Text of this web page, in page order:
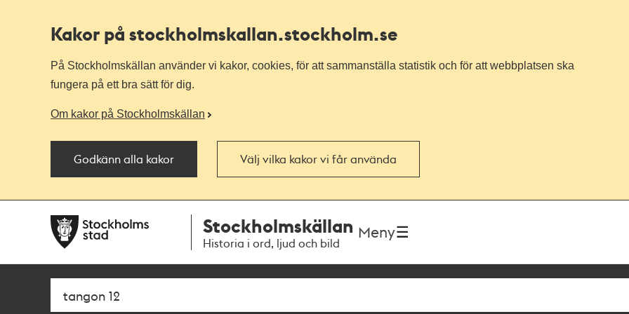
Kakor på stockholmskallan.stockholm.se
På Stockholmskällan använder vi kakor, cookies, för att sammanställa statistik och för att webbplatsen ska
fungera på ett bra sätt för dig.
Om kakor på Stockholmskällan
Godkänn alla kakor Välj vilka kakor vi får använda
navigationen
huvudinnehållet
Stockholmskällan
Historia i ord, ljud och bild
Meny
Sök